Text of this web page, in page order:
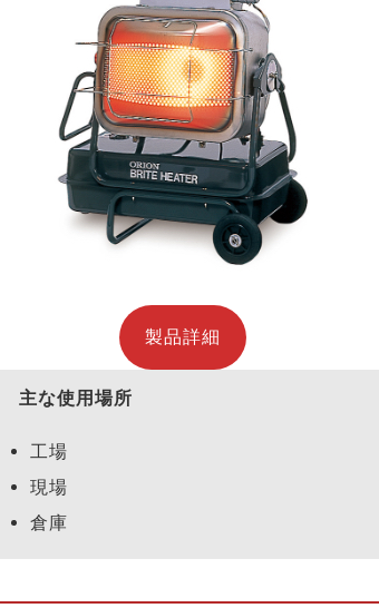
製品詳細
主な使用場所
工場
現場
倉庫